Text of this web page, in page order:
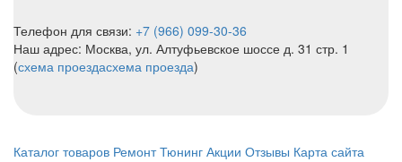
Телефон для связи: +7 (966) 099-30-36
Наш адрес: Москва, ул. Алтуфьевское шоссе д. 31 стр. 1
(схема проездасхема проезда)
Каталог товаров Ремонт Тюнинг Акции Отзывы Карта сайта